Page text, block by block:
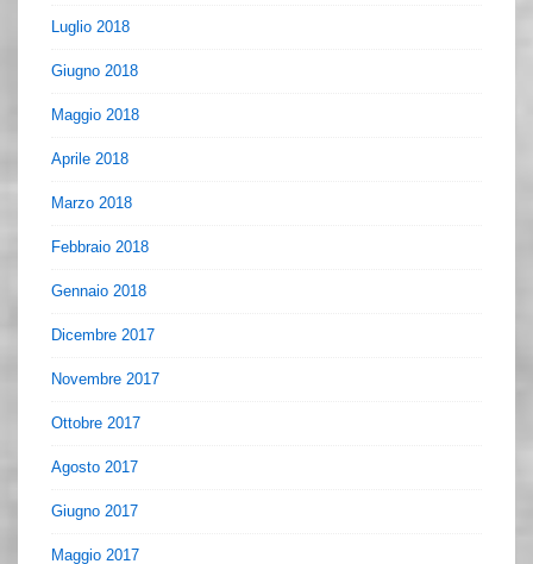
Luglio 2018
Giugno 2018
Maggio 2018
Aprile 2018
Marzo 2018
Febbraio 2018
Gennaio 2018
Dicembre 2017
Novembre 2017
Ottobre 2017
Agosto 2017
Giugno 2017
Maggio 2017